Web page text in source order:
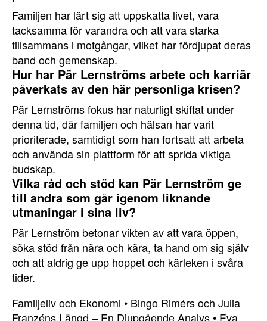
Familjen har lärt sig att uppskatta livet, vara
tacksamma för varandra och att vara starka
tillsammans i motgångar, vilket har fördjupat deras
band och gemenskap.
Hur har Pär Lernströms arbete och karriär
påverkats av den här personliga krisen?
Pär Lernströms fokus har naturligt skiftat under
denna tid, där familjen och hälsan har varit
prioriterade, samtidigt som han fortsatt att arbeta
och använda sin plattform för att sprida viktiga
budskap.
Vilka råd och stöd kan Pär Lernström ge
till andra som går igenom liknande
utmaningar i sina liv?
Pär Lernström betonar vikten av att vara öppen,
söka stöd från nära och kära, ta hand om sig själv
och att aldrig ge upp hoppet och kärleken i svåra
tider.
Familjeliv och Ekonomi • Bingo Rimérs och Julia
Franzéns Längd – En Djupgående Analys • Eva